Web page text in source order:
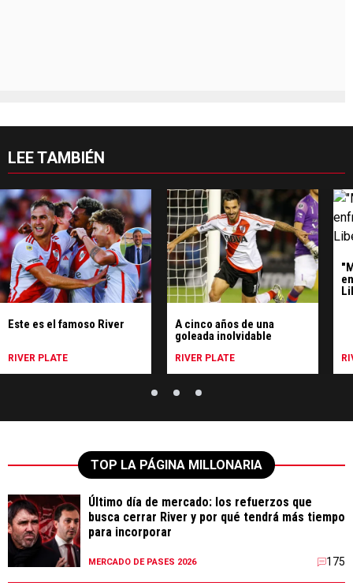
LEE TAMBIÉN
Este es el famoso River
RIVER PLATE
A cinco años de una
goleada inolvidable
RIVER PLATE
TOP LA PÁGINA MILLONARIA
Último día de mercado: los refuerzos que
busca cerrar River y por qué tendrá más tiempo
para incorporar
MERCADO DE PASES 2026 175